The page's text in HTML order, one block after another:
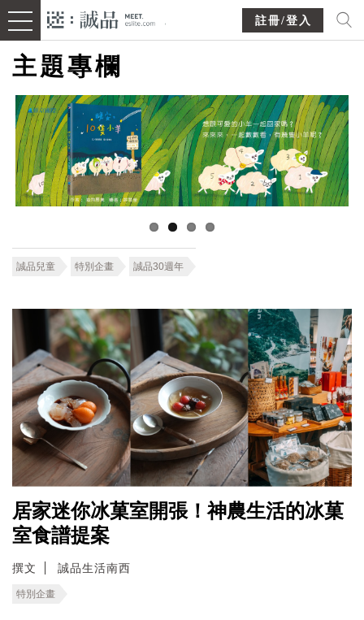
註冊/登入
主題專欄
誠品兒童 特別企畫 誠品30週年
居家迷你冰菓室開張！神農生活的冰菓
室食譜提案
撰文 誠品生活南西
特別企畫